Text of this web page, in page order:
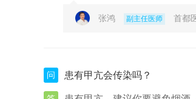
张鸿 副主任医师 首都
问 患有甲亢会传染吗？